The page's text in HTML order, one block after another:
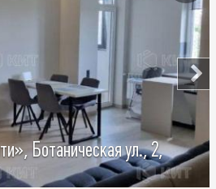
Ботаническая ул., 2,